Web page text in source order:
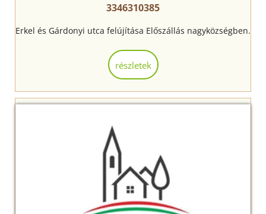
3346310385
Erkel és Gárdonyi utca felújítása Előszállás nagyközségben.
részletek